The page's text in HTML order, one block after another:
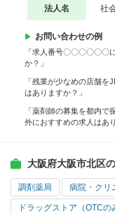
法人名 社
お問い合わせの例
「求人番号〇〇〇〇〇
か？」
「残業が少なめの店舗
はありますか？」
「薬剤師の募集を都内
外におすすめの求人はあ
大阪府大阪市北区
調剤薬局 病院・クリ
ドラッグストア（OTCの